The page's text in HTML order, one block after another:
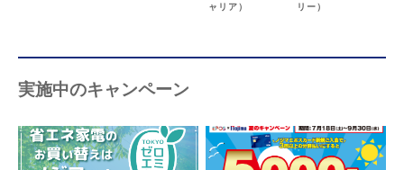
ャリア）
リー）
実施中のキャンペーン